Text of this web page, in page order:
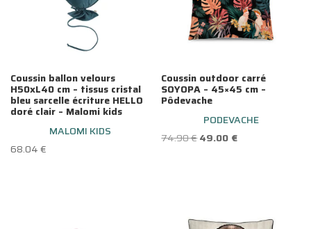
Coussin ballon velours
H50xL40 cm – tissus cristal
bleu sarcelle écriture HELLO
doré clair – Malomi kids
MALOMI KIDS
68.04€
Coussin outdoor carré
SOYOPA – 45×45 cm –
Pôdevache
PODEVACHE
74.90€Le
49.00 €Le